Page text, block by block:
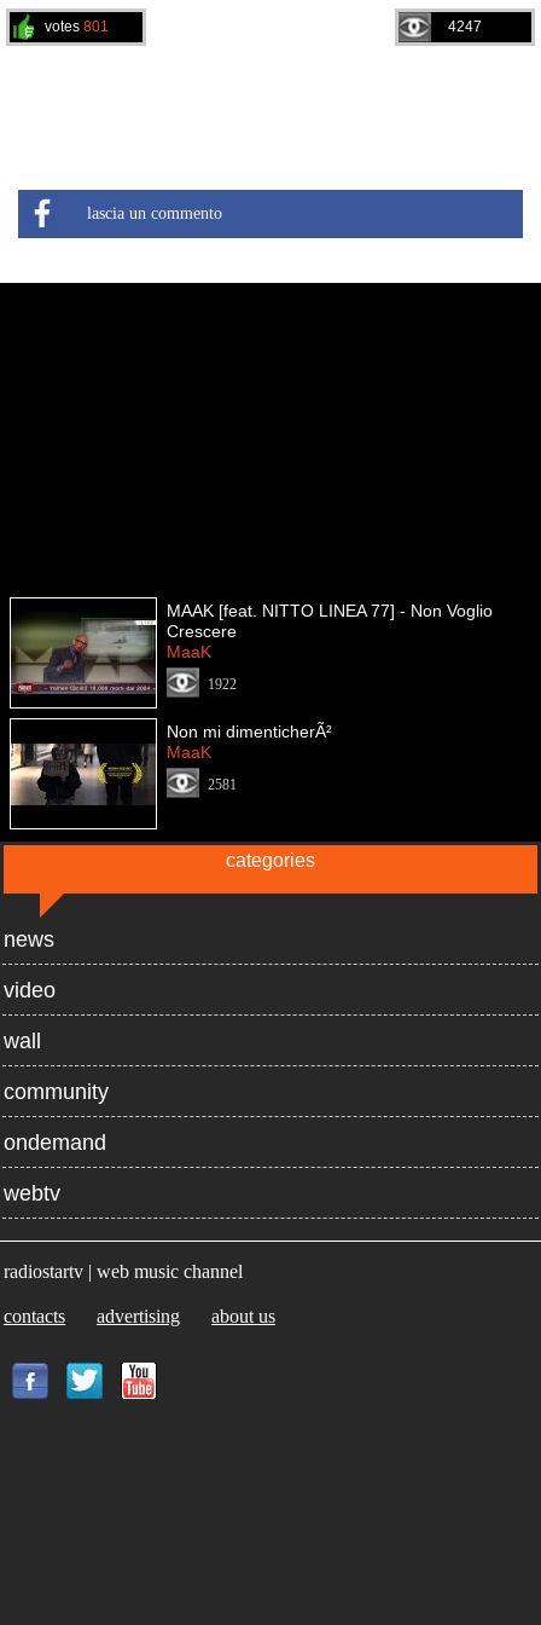
4247
votes 801
lascia un commento
MAAK [feat. NITTO LINEA 77] - Non Voglio
Crescere
MaaK
1922
Non mi dimenticherÃ²
MaaK
2581
categories
news
video
wall
community
ondemand
webtv
radiostartv | web music channel
contacts advertising about us